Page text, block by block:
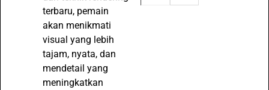
terbaru, pemain
akan menikmati
visual yang lebih
tajam, nyata, dan
mendetail yang
meningkatkan